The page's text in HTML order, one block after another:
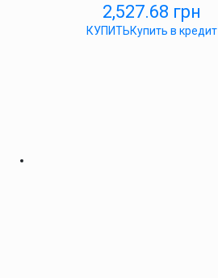
2,527.68 грн
КУПИТЬКупить в кредит